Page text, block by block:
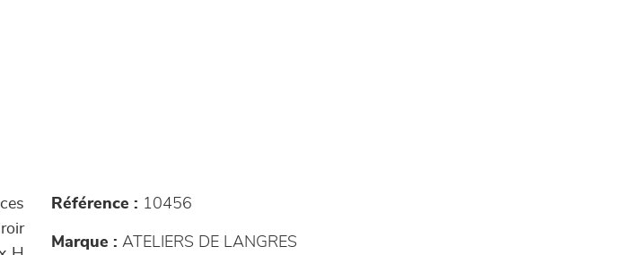
Référence : 10456
Marque : ATELIERS DE LANGRES